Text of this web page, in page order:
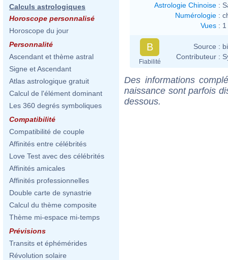
Calculs astrologiques
Horoscope personnalisé
Horoscope du jour
Personnalité
Ascendant et thème astral
Signe et Ascendant
Atlas astrologique gratuit
Calcul de l'élément dominant
Les 360 degrés symboliques
Compatibilité
Compatibilité de couple
Affinités entre célébrités
Love Test avec des célébrités
Affinités amicales
Affinités professionnelles
Double carte de synastrie
Calcul du thème composite
Thème mi-espace mi-temps
Prévisions
Transits et éphémérides
Révolution solaire
Astrologie Chinoise :
Numérologie :
Vues :
B
Fiabilité
Source :
Contributeur :
Des informations
naissance sont parfois
dessous.